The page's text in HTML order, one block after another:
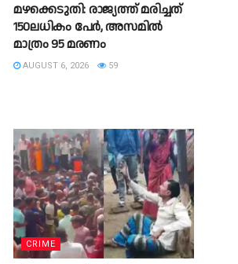
മഴക്കെടുതി: രാജ്യത്ത് മരിച്ചത്
150ലധികം പേർ, അസമിൽ
മാത്രം 95 മരണം
AUGUST 6, 2026 59
CRIME